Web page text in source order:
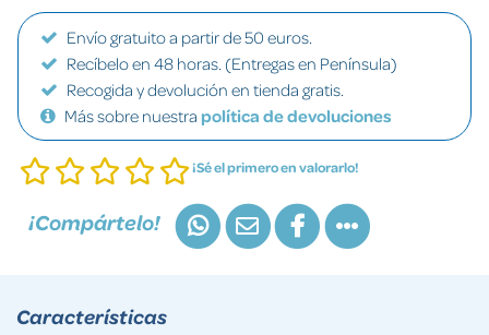
Envío gratuito a partir de 50 euros.
Recíbelo en 48 horas. (Entregas en Península)
Recogida y devolución en tienda gratis.
Más sobre nuestra política de devoluciones
¡Sé el primero en valorarlo!
¡Compártelo!
Características